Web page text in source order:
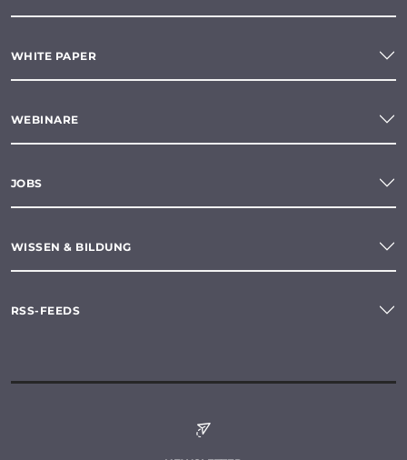
WHITE PAPER
WEBINARE
JOBS
WISSEN & BILDUNG
RSS-FEEDS